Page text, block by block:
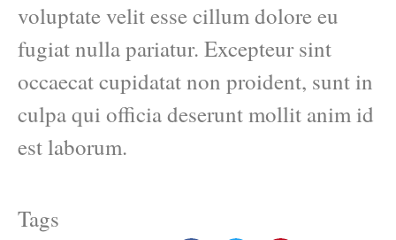
voluptate velit esse cillum dolore eu
fugiat nulla pariatur. Excepteur sint
occaecat cupidatat non proident, sunt in
culpa qui officia deserunt mollit anim id
est laborum.
Tags